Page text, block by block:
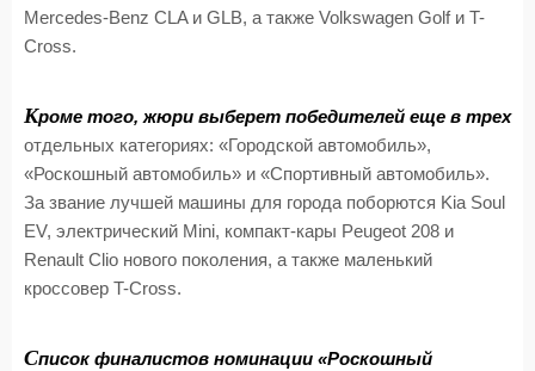
Mercedes-Benz CLA и GLB, а также Volkswagen Golf и T-
Cross.
Кроме того, жюри выберет победителей еще в трех
отдельных категориях: «Городской автомобиль»,
«Роскошный автомобиль» и «Спортивный автомобиль».
За звание лучшей машины для города поборются Kia Soul
EV, электрический Mini, компакт-кары Peugeot 208 и
Renault Clio нового поколения, а также маленький
кроссовер T-Cross.
Список финалистов номинации «Роскошный